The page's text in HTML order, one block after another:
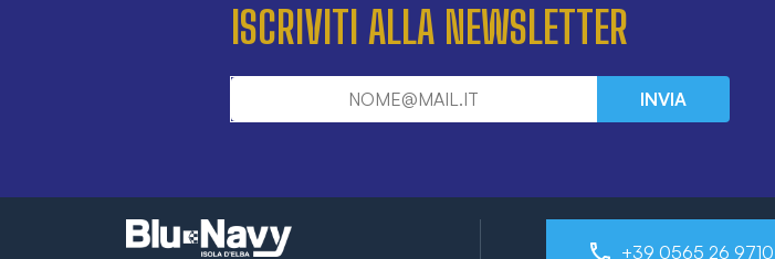
ISCRIVITI ALLA NEWSLETTER
INVIA
+39 0565 26 9710